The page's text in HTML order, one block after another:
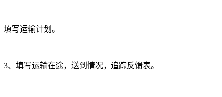
填写运输计划。
3、填写运输在途，送到情况，追踪反馈表。